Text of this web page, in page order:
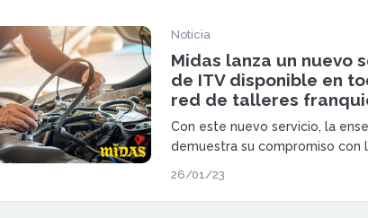
Noticia
Midas lanza un nuevo
de ITV disponible en
red de talleres
Con este nuevo servicio, la
demuestra su compromiso con
vehículos con los que trabaja.
26/01/23